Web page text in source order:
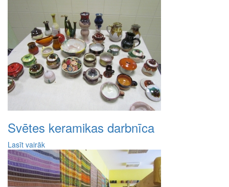
Svētes keramikas darbnīca
Lasīt vairāk